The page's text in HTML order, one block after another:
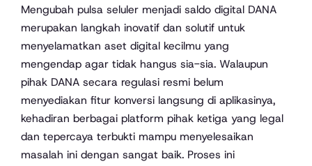
Mengubah pulsa seluler menjadi saldo digital DANA
merupakan langkah inovatif dan solutif untuk
menyelamatkan aset digital kecilmu yang
mengendap agar tidak hangus sia-sia. Walaupun
pihak DANA secara regulasi resmi belum
menyediakan fitur konversi langsung di aplikasinya,
kehadiran berbagai platform pihak ketiga yang legal
dan tepercaya terbukti mampu menyelesaikan
masalah ini dengan sangat baik. Proses ini